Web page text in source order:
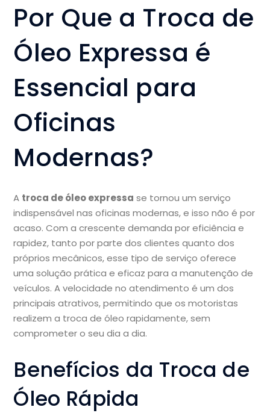
Por Que a Troca de
Óleo Expressa é
Essencial para
Oficinas
Modernas?
A troca de óleo expressa se tornou um serviço
indispensável nas oficinas modernas, e isso não é por
acaso. Com a crescente demanda por eficiência e
rapidez, tanto por parte dos clientes quanto dos
próprios mecânicos, esse tipo de serviço oferece
uma solução prática e eficaz para a manutenção de
veículos. A velocidade no atendimento é um dos
principais atrativos, permitindo que os motoristas
realizem a troca de óleo rapidamente, sem
comprometer o seu dia a dia.
Benefícios da Troca de
Óleo Rápida